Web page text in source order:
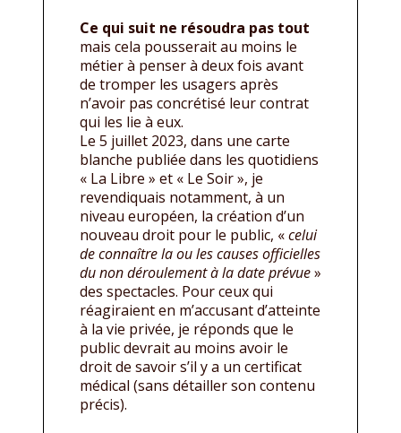
Ce qui suit ne résoudra pas tout
mais cela pousserait au moins le
métier à penser à deux fois avant
de tromper les usagers après
n’avoir pas concrétisé leur contrat
qui les lie à eux.
Le 5 juillet 2023, dans une carte
blanche publiée dans les quotidiens
« La Libre » et « Le Soir », je
revendiquais notamment, à un
niveau européen, la création d’un
nouveau droit pour le public, «celui
de connaître la ou les causes officielles
du non déroulement à la date prévue»
des spectacles. Pour ceux qui
réagiraient en m’accusant d’atteinte
à la vie privée, je réponds que le
public devrait au moins avoir le
droit de savoir s’il y a un certificat
médical (sans détailler son contenu
précis).